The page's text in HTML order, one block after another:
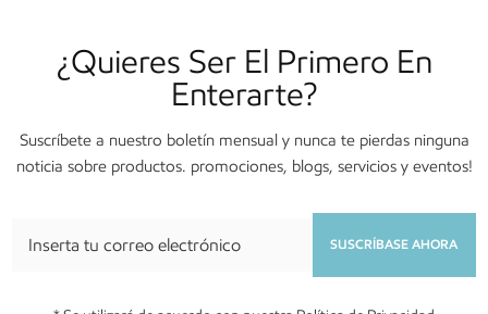
¿Quieres Ser El Primero En
Enterarte?
Suscríbete a nuestro boletín mensual y nunca te pierdas ninguna
noticia sobre productos. promociones, blogs, servicios y eventos!
SUSCRÍBASE AHORA